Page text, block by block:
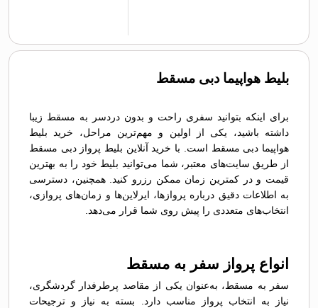
بلیط هواپیما دبی مسقط
برای اینکه بتوانید سفری راحت و بدون دردسر به مسقط زیبا
داشته باشید، یکی از اولین و مهم‌ترین مراحل، خرید بلیط
هواپیما دبی مسقط است. با خرید آنلاین بلیط پرواز دبی مسقط
از طریق سایت‌های معتبر، شما می‌توانید بلیط خود را به بهترین
قیمت و در کمترین زمان ممکن رزرو کنید. همچنین، دسترسی
به اطلاعات دقیق درباره پروازها، ایرلاین‌ها و زمان‌های پروازی،
انتخاب‌های متعددی را پیش روی شما قرار می‌دهد.
انواع پرواز سفر به مسقط
سفر به مسقط، به‌عنوان یکی از مقاصد پرطرفدار گردشگری،
نیاز به انتخاب پرواز مناسب دارد. بسته به نیاز و ترجیحات